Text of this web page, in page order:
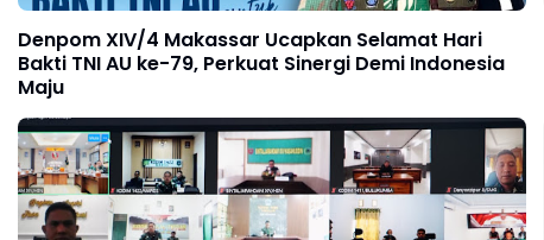
Denpom XIV/4 Makassar Ucapkan Selamat Hari
Bakti TNI AU ke-79, Perkuat Sinergi Demi Indonesia
Maju